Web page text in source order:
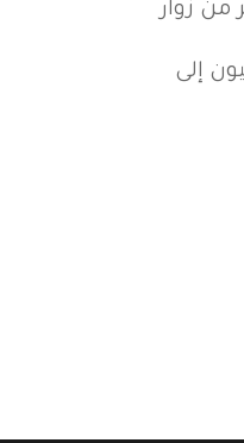
من زوار
الرسميون إلى